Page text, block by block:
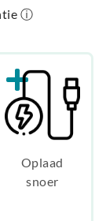
ⓘ
Oplaad
snoer